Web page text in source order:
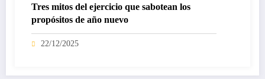
Tres mitos del ejercicio que sabotean los
propósitos de año nuevo
22/12/2025